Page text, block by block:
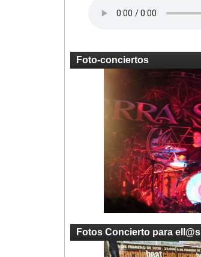
Foto-conciertos
Fotos Concierto para ell@s